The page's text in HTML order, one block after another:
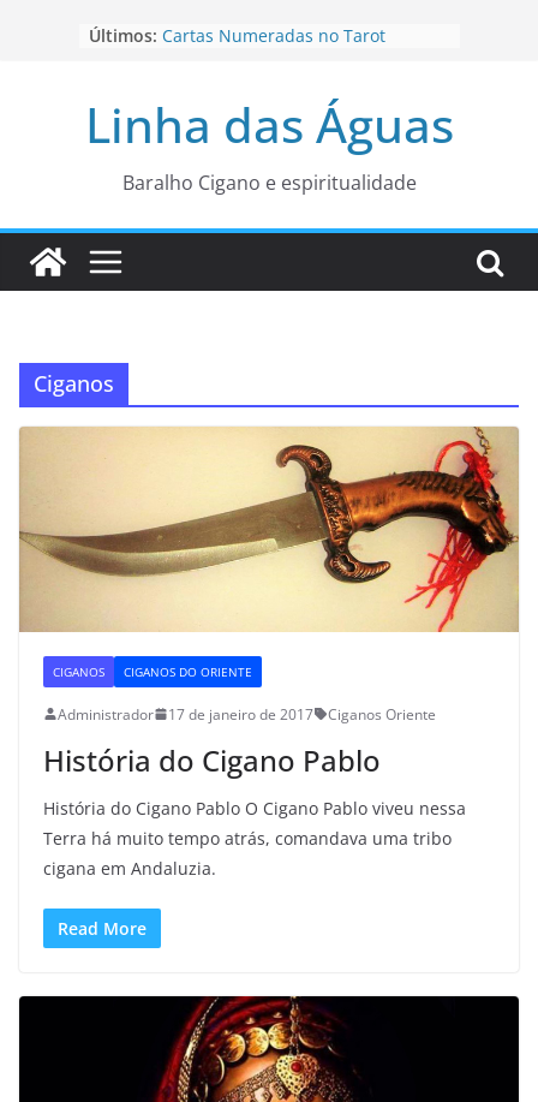
Últimos: Cartas Numeradas no Tarot
para está fase
Os Naipes no Tarot
Cartas da Corte no Tarot
Linha das Águas
Baralho Cigano e espiritualidade
Ciganos
CIGANOS CIGANOS DO ORIENTE
Administrador 17 de janeiro de 2017 Ciganos Oriente
História do Cigano Pablo
História do Cigano Pablo O Cigano Pablo viveu nessa
Terra há muito tempo atrás, comandava uma tribo
cigana em Andaluzia.
Read More